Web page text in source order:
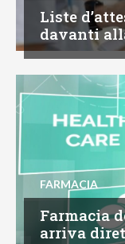
Liste
davanti
FARMACIA
Farmacia
arriva